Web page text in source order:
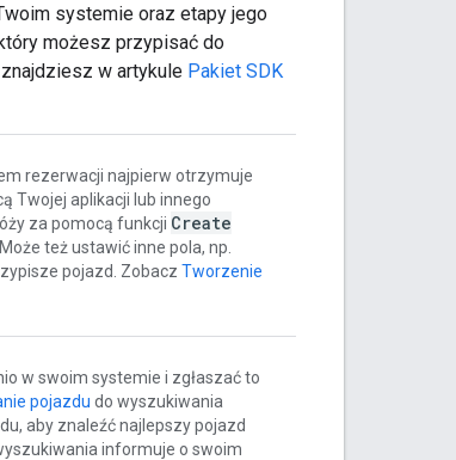
systemie oraz etapy jego
możesz przypisać do
w artykule Pakiet SDK
rezerwacji najpierw otrzymuje
Twojej aplikacji lub innego
za pomocą funkcji Create
też ustawić inne pola, np.
pojazd. Zobacz Tworzenie
w swoim systemie i zgłaszać to
pojazdu do wyszukiwania
aby znaleźć najlepszy pojazd
informuje o swoim